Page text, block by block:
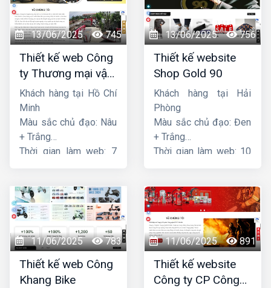
13/06/2025 745
Thiết kế web Công
ty Thương mại vận
tải Song Bằng
Khách hàng tại Hồ Chí
Minh
Màu sắc chủ đạo: Nâu
+ Trắng
Thời gian làm web: 7
13/06/2025 756
Thiết kế website
Shop Gold 90
Khách hàng tại Hải
Phòng
Màu sắc chủ đạo: Đen
+ Trắng
Thời gian làm web: 10
11/06/2025 783
Thiết kế web Công
Khang Bike
11/06/2025 891
Thiết kế website
Công ty CP Công